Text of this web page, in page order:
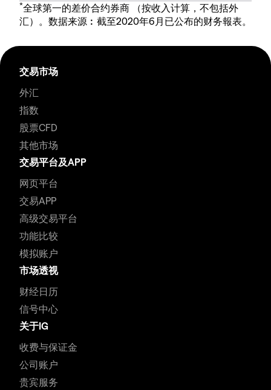
*全球第一的差价合约券商 （按收入计算，不包括外
汇）。数据来源︰截至2020年6月已公布的财务報表。
交易市场
外汇
指数
股票CFD
其他市场
交易平台及APP
网页平台
交易APP
高级交易平台
功能比较
模拟账户
市场透视
财经日历
信号中心
关于IG
收费与保证金
公司账户
贵宾服务